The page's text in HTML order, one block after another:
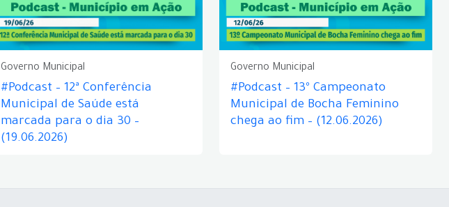
Governo Municipal
#Podcast – 12ª Conferência
Municipal de Saúde está
marcada para o dia 30 –
(19.06.2026)
Governo Municipal
#Podcast – 13º Campeonato
Municipal de Bocha Feminino
chega ao fim – (12.06.2026)